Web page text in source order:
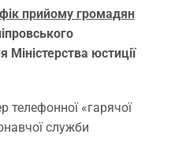
прийому громадян
Міністерства юстиції
телефонної «гарячої
служби